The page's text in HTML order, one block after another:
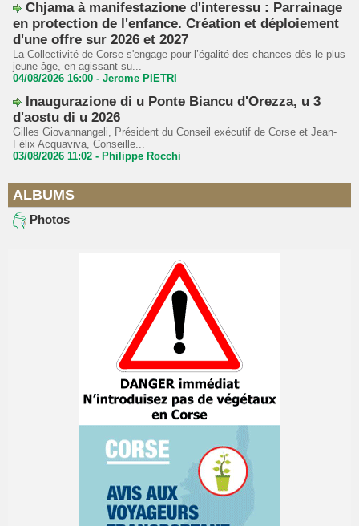
Chjama à manifestazione d'interessu : Parrainage
en protection de l'enfance. Création et déploiement
d'une offre sur 2026 et 2027
La Collectivité de Corse s'engage pour l’égalité des chances dès le plus
jeune âge, en agissant su...
04/08/2026 16:00 - Jerome PIETRI
Inaugurazione di u Ponte Biancu d'Orezza, u 3
d'aostu di u 2026
Gilles Giovannangeli, Président du Conseil exécutif de Corse et Jean-
Félix Acquaviva, Conseille...
03/08/2026 11:02 - Philippe Rocchi
ALBUMS
Photos